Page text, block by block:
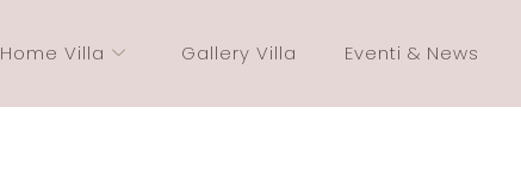
Home Villa Gallery Villa Eventi & News